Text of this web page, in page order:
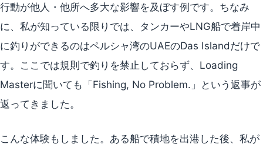
行動が他人・他所へ多大な影響を及ぼす例です。ちなみ
に、私が知っている限りでは、タンカーやLNG船で着岸中
に釣りができるのはペルシャ湾のUAEのDas Islandだけで
す。ここでは規則で釣りを禁止しておらず、Loading
Masterに聞いても「Fishing, No Problem.」という返事が
返ってきました。
こんな体験もしました。ある船で積地を出港した後、私が